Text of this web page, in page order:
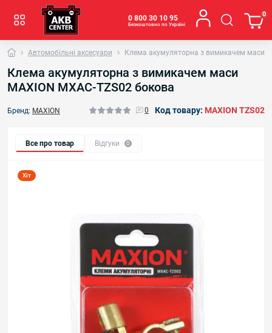
0 800 30 10 95
Безкоштовно по Україні
0
Автомобільні аксесуари Клема акумуляторна з вимикачем маси
Клема акумуляторна з вимикачем маси
MAXION MXAC-TZS02 бокова
Бренд: MAXION 0 Код товару: MAXION TZS02
Все про товар Відгуки 0
Хіт